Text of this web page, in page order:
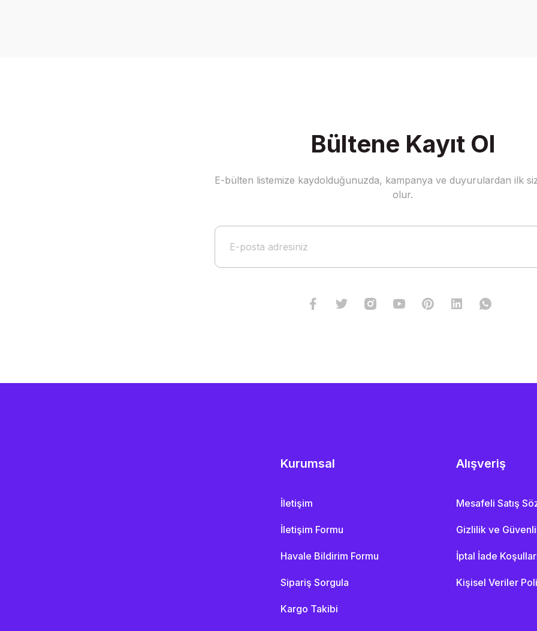
Gönder
Bültene Kayıt Ol
E-bülten listemize kaydolduğunuzda, kampanya ve duyurulardan ilk
olur.
Kurumsal
İletişim
İletişim Formu
Havale Bildirim Formu
Sipariş Sorgula
Kargo Takibi
Alışveriş
Mesafeli Satış
Gizlilik ve
İptal İade
Kişisel Veriler